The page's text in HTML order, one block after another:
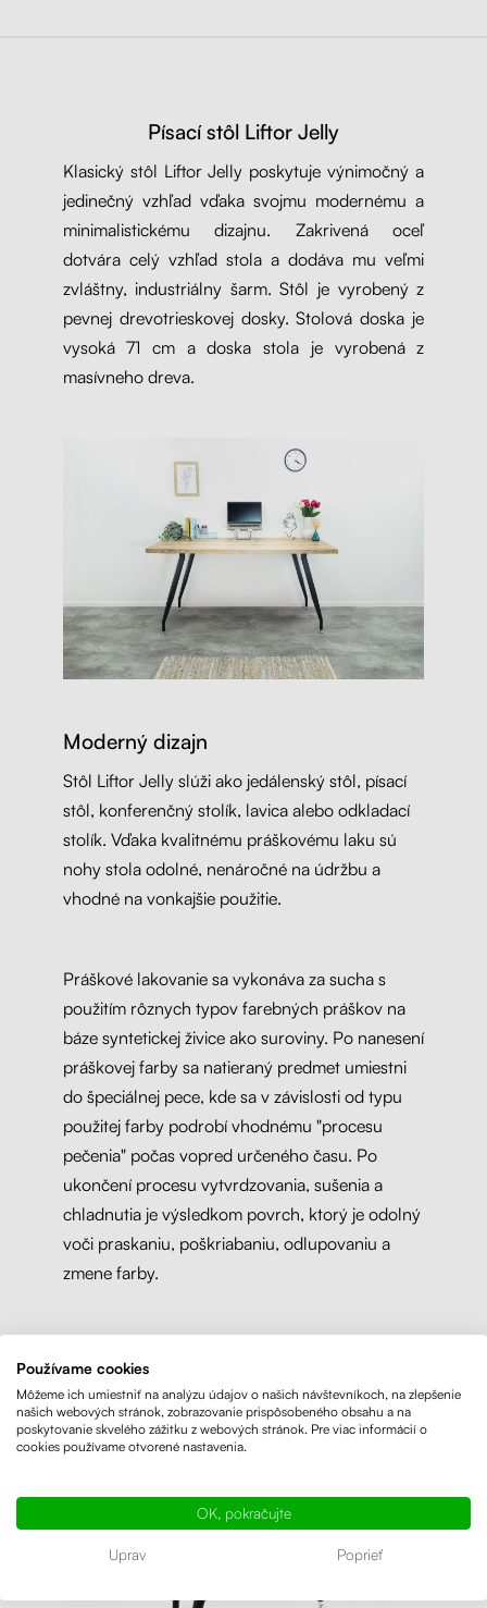
Písací stôl Liftor Jelly
Klasický stôl Liftor Jelly poskytuje výnimočný a
jedinečný vzhľad vďaka svojmu modernému a
minimalistickému dizajnu. Zakrivená oceľ
dotvára celý vzhľad stola a dodáva mu veľmi
zvláštny, industriálny šarm. Stôl je vyrobený z
pevnej drevotrieskovej dosky. Stolová doska je
vysoká 71 cm a doska stola je vyrobená z
masívneho dreva.
Moderný dizajn
Stôl Liftor Jelly slúži ako jedálenský stôl, písací
stôl, konferenčný stolík, lavica alebo odkladací
stolík. Vďaka kvalitnému práškovému laku sú
nohy stola odolné, nenáročné na údržbu a
vhodné na vonkajšie použitie.
Práškové lakovanie sa vykonáva za sucha s
použitím rôznych typov farebných práškov na
báze syntetickej živice ako suroviny. Po nanesení
práškovej farby sa natieraný predmet umiestni
do špeciálnej pece, kde sa v závislosti od typu
použitej farby podrobí vhodnému "procesu
pečenia" počas vopred určeného času. Po
ukončení procesu vytvrdzovania, sušenia a
chladnutia je výsledkom povrch, ktorý je odolný
voči praskaniu, poškriabaniu, odlupovaniu a
zmene farby.
Používame cookies
Môžeme ich umiestniť na analýzu údajov o našich návštevníkoch, na zlepšenie
našich webových stránok, zobrazovanie prispôsobeného obsahu a na
poskytovanie skvelého zážitku z webových stránok. Pre viac informácií o
cookies používame otvorené nastavenia.
OK, pokračujte
Uprav Poprieť